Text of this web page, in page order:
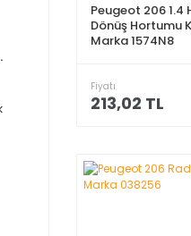
Peugeot 206 1.4
Dönüş Hortumu
Marka 1574N8
Fiyatı
213,02 TL